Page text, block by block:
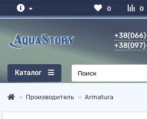
0
0
Каталог
Производитель Armatura